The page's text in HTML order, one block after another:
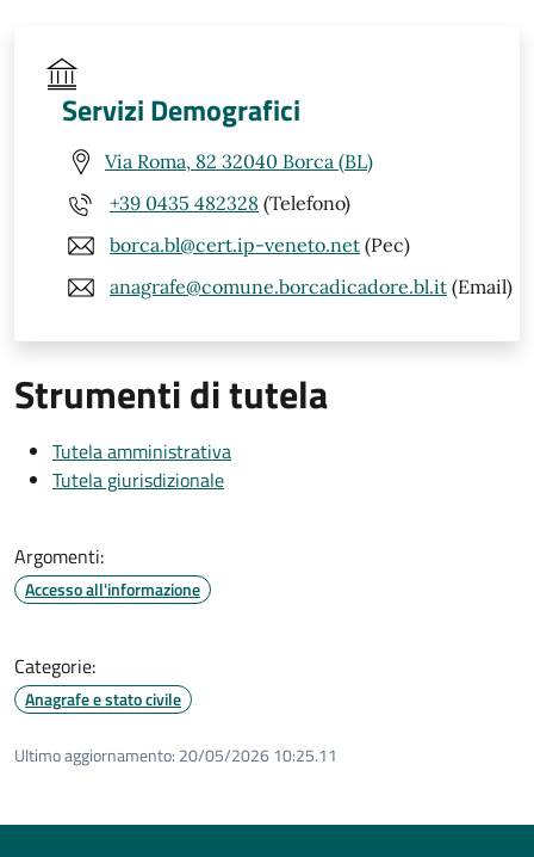
Servizi Demografici
Via Roma, 82 32040 Borca (BL)
+39 0435 482328 (Telefono)
borca.bl@cert.ip-veneto.net (Pec)
anagrafe@comune.borcadicadore.bl.it (Email)
Strumenti di tutela
Tutela amministrativa
Tutela giurisdizionale
Argomenti:
Accesso all'informazione
Categorie:
Anagrafe e stato civile
Ultimo aggiornamento: 20/05/2026 10:25.11